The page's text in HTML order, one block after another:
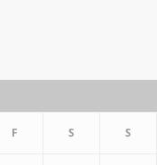
F S S